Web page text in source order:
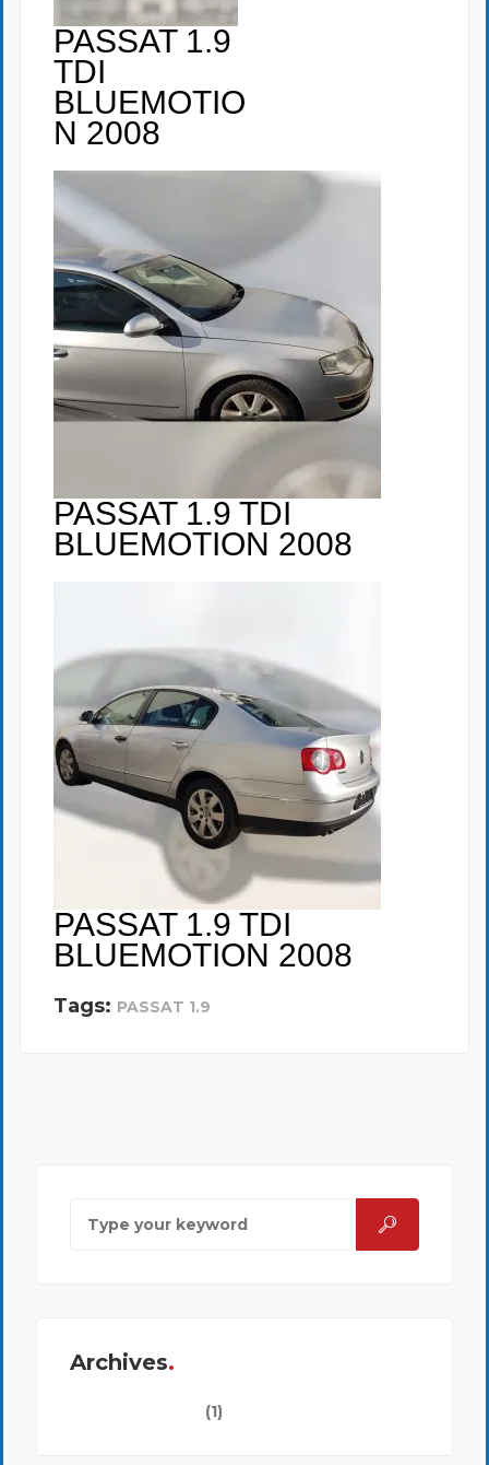
PASSAT 1.9
TDI
BLUEMOTIO
N 2008
PASSAT 1.9 TDI
BLUEMOTION 2008
PASSAT 1.9 TDI
BLUEMOTION 2008
Tags: PASSAT 1.9
Archives
(1)